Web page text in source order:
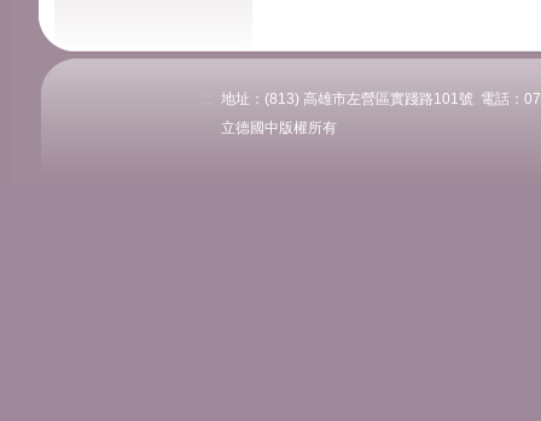
:::
地址：(813) 高雄市左營區實踐路101號 電話：
立德國中版權所有